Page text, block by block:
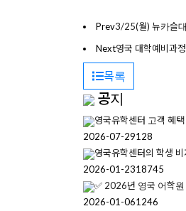
Prev3/25(월) 뉴카슬
Next영국 대학예비과
목록
공지
영국유학센터 고객 혜
2026-07-29128
영국유학센터의 학생
2026-01-2318745
✅ 2026년 영국 어학원
2026-01-061246